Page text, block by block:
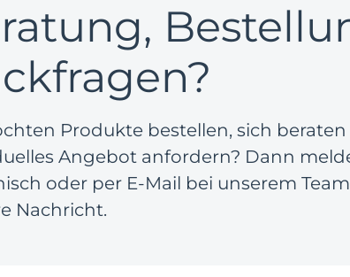
Produkte bestellen, sich beraten
Angebot anfordern? Dann
oder per E-Mail bei unserem
Nachricht.